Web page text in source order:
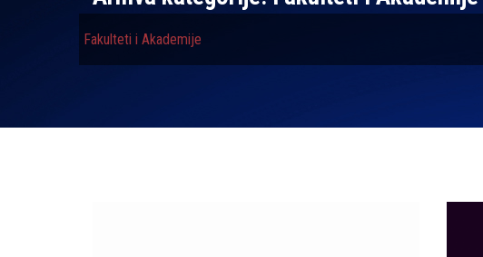
Fakulteti i Akademije